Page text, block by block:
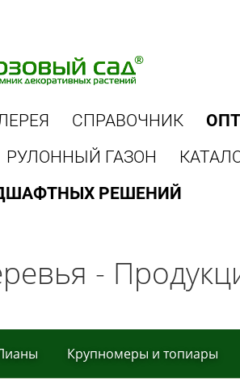
СПРАВОЧНИК
РУЛОННЫЙ ГАЗОН
РЕШЕНИЙ
-
Крупнoмеры и тoпиaры